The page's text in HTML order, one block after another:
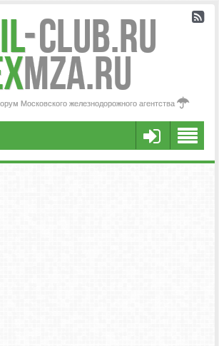
-Club.RU
MZA.RU
Московского железнодорожного агентства